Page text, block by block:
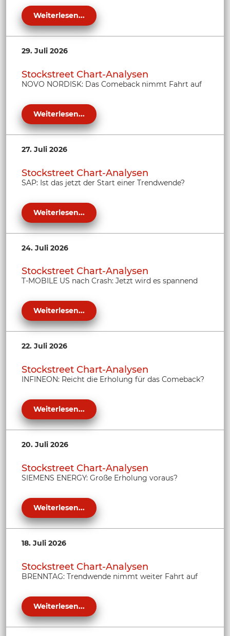
Weiterlesen...
29. Juli 2026
Stockstreet Chart-Analysen
NOVO NORDISK: Das Comeback nimmt Fahrt auf
Weiterlesen...
27. Juli 2026
Stockstreet Chart-Analysen
SAP: Ist das jetzt der Start einer Trendwende?
Weiterlesen...
24. Juli 2026
Stockstreet Chart-Analysen
T-MOBILE US nach Crash: Jetzt wird es spannend
Weiterlesen...
22. Juli 2026
Stockstreet Chart-Analysen
INFINEON: Reicht die Erholung für das Comeback?
Weiterlesen...
20. Juli 2026
Stockstreet Chart-Analysen
SIEMENS ENERGY: Große Erholung voraus?
Weiterlesen...
18. Juli 2026
Stockstreet Chart-Analysen
BRENNTAG: Trendwende nimmt weiter Fahrt auf
Weiterlesen...